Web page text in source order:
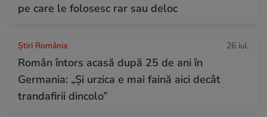
pe care le folosesc rar sau deloc
Știri România 26 iul.
Român întors acasă după 25 de ani în
Germania: „Și urzica e mai faină aici decât
trandafirii dincolo”